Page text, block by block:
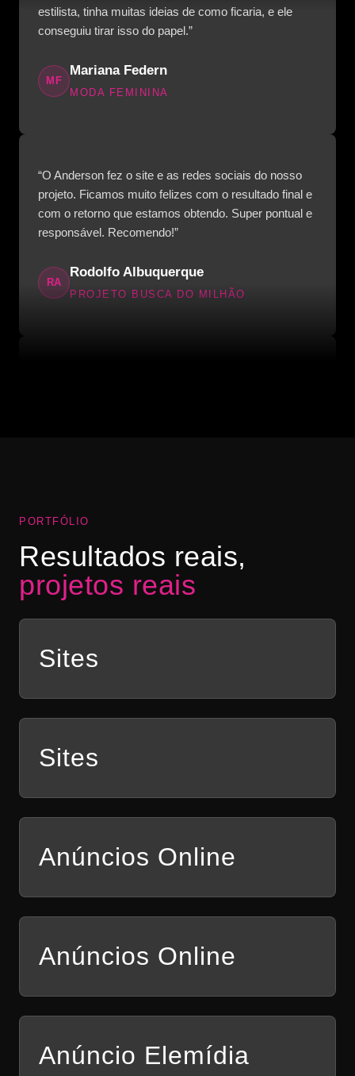
estilista, tinha muitas ideias de como ficaria, e ele
conseguiu tirar isso do papel.”
MF
Mariana Federn
MODA FEMININA
“O Anderson fez o site e as redes sociais do nosso
projeto. Ficamos muito felizes com o resultado final e
com o retorno que estamos obtendo. Super pontual e
responsável. Recomendo!”
RA
Rodolfo Albuquerque
PROJETO BUSCA DO MILHÃO
PORTFÓLIO
Resultados reais,
projetos reais
Sites
Sites
Anúncios Online
Anúncios Online
Anúncio Elemídia